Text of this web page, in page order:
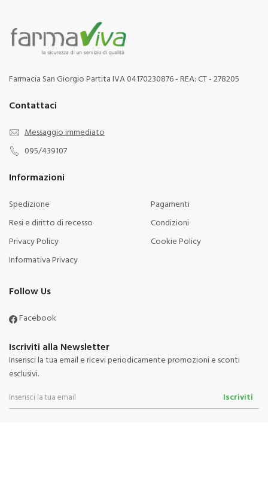
Farmacia San Giorgio Partita IVA 04170230876 - REA: CT - 278205
Contattaci
Messaggio immediato
095/439107
Informazioni
Spedizione
Pagamenti
Resi e diritto di recesso
Condizioni
Privacy Policy
Cookie Policy
Informativa Privacy
Follow Us
Facebook
Iscriviti alla Newsletter
Inserisci la tua email e ricevi periodicamente promozioni e sconti
esclusivi.
Iscriviti